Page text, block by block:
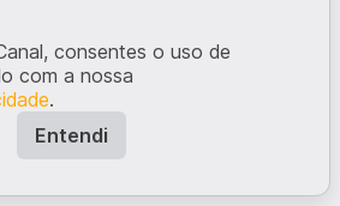
comentou neste post.
dando início à conversa.
consentes o uso de
com a nossa
.
Entendi